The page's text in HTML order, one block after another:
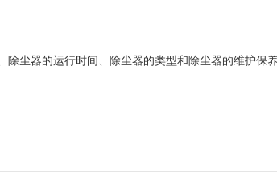
尘器的运行时间、除尘器的类型和除尘器的维护保